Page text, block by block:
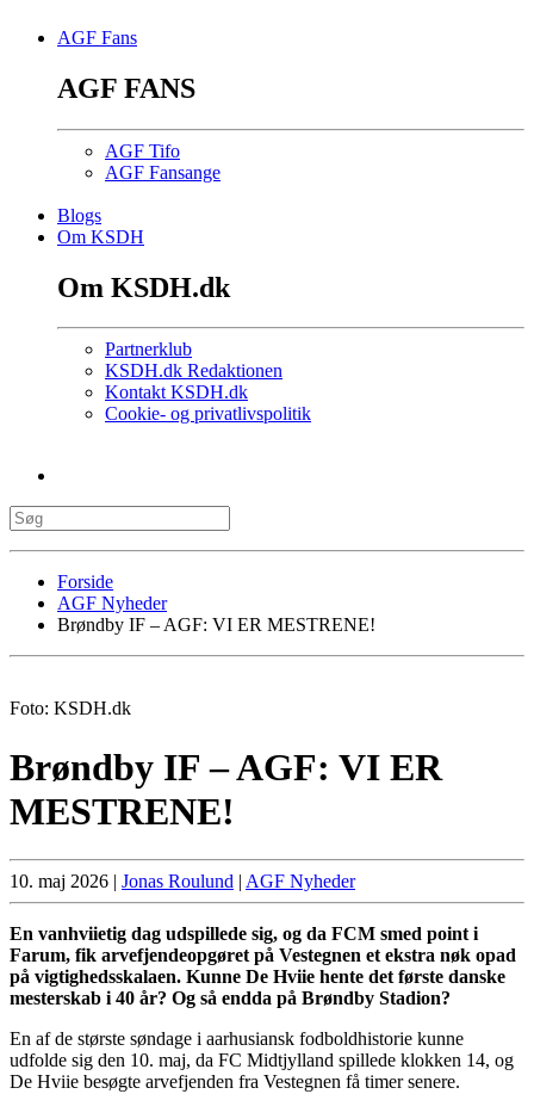
AGF Fans
AGF FANS
AGF Tifo
AGF Fansange
Blogs
Om KSDH
Om KSDH.dk
Partnerklub
KSDH.dk Redaktionen
Kontakt KSDH.dk
Cookie- og privatlivspolitik
Forside
AGF Nyheder
Brøndby IF – AGF: VI ER MESTRENE!
Foto: KSDH.dk
Brøndby IF – AGF: VI ER
MESTRENE!
10. maj 2026 | Jonas Roulund | AGF Nyheder
En vanhviietig dag udspillede sig, og da FCM smed point i
Farum, fik arvefjendeopgøret på Vestegnen et ekstra nøk opad
på vigtighedsskalaen. Kunne De Hviie hente det første danske
mesterskab i 40 år? Og så endda på Brøndby Stadion?
En af de største søndage i aarhusiansk fodboldhistorie kunne
udfolde sig den 10. maj, da FC Midtjylland spillede klokken 14, og
De Hviie besøgte arvefjenden fra Vestegnen få timer senere.